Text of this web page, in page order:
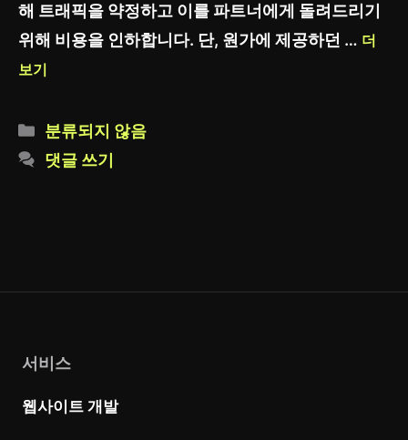
해 트래픽을 약정하고 이를 파트너에게 돌려드리기
위해 비용을 인하합니다. 단, 원가에 제공하던 … 더
보기
카
테
분류되지 않음
댓글 쓰기
서비스
웹사이트 개발